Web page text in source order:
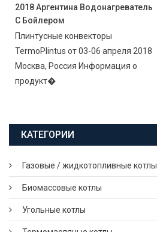
2018 Аргентина Водонагреватель
С Бойлером
Плинтусные конвекторы
TermoPlintus от 03-06 апреля 2018
Москва, Россия Информация о
продукт�
КАТЕГОРИИ
Газовые / жидкотопливные котлы
Биомассовые котлы
Угольные котлы